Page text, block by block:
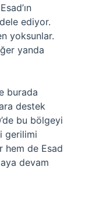
ediyor.
yoksunlar.
yanda
burada
destek
bu bölgeyi
gerilimi
hem de Esad
devam